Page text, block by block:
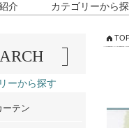
介 カテゴリーから
ーから探す
ーテン